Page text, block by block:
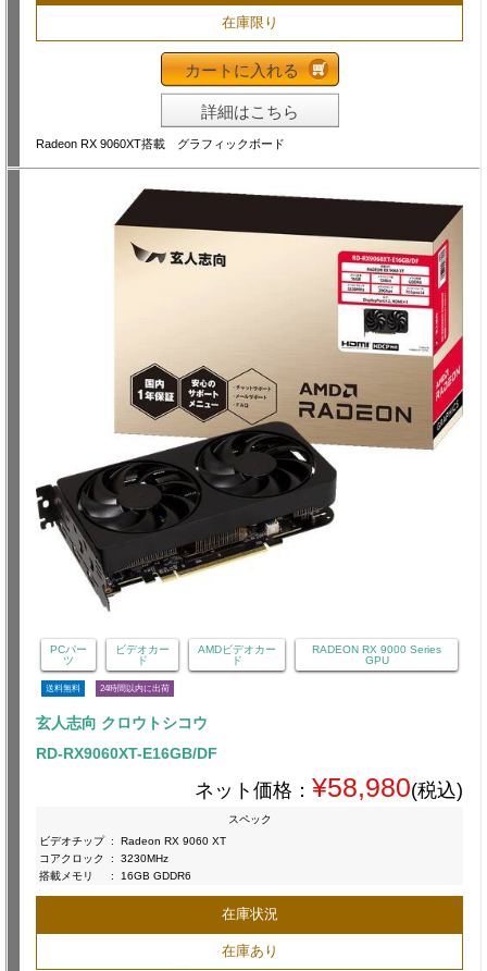
在庫限り
カートに入れる
詳細はこちら
Radeon RX 9060XT搭載 グラフィックボード
PCパー
ツ
ビデオカー
ド
AMDビデオカー
ド
RADEON RX 9000 Series
GPU
送料無料 24時間以内に出荷
玄人志向 クロウトシコウ
RD-RX9060XT-E16GB/DF
ネット価格： ¥58,980(税込)
スペック
ビデオチップ :
Radeon RX 9060 XT
コアクロック
:
3230MHz
搭載メモリ
: 16GB GDDR6
在庫状況
在庫あり